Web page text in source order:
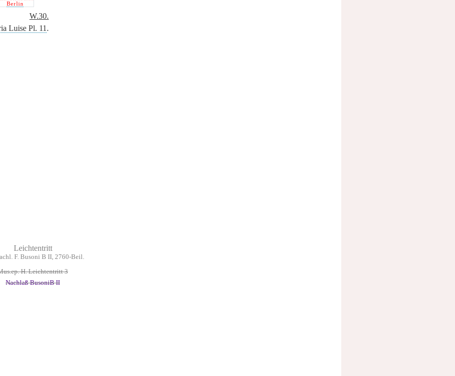
Berlin
W.30.
Luise Pl. 11 .
Leichtentritt
F. Busoni B II, 2760-Beil.
H. Leichtentritt 3
Nachlaß BusoniB II